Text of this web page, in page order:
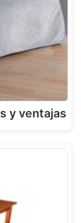
y ventajas